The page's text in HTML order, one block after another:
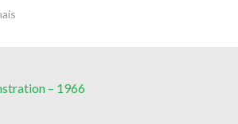
– 1966